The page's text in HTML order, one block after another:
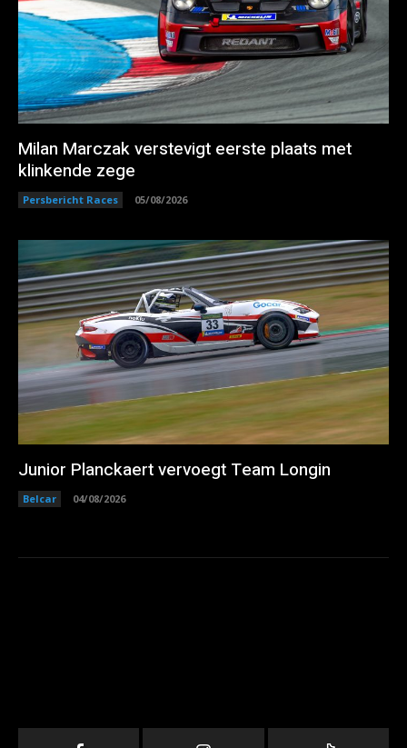
Milan Marczak verstevigt eerste plaats met
klinkende zege
Persbericht Races 05/08/2026
Junior Planckaert vervoegt Team Longin
Belcar 04/08/2026